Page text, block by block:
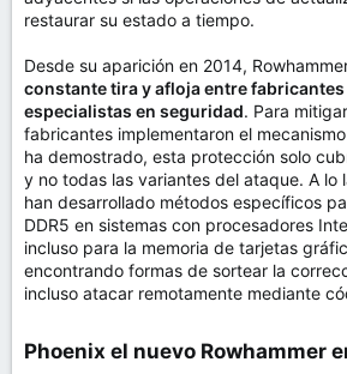
restaurar su estado a tiempo.
Desde su aparición en 2014,
constante tira y afloja entre
especialistas en seguridad. Para
fabricantes implementaron el
ha demostrado, esta protección solo
y no todas las variantes del ataque. A lo
han desarrollado métodos específicos
DDR5 en sistemas con procesadores
incluso para la memoria de tarjetas
encontrando formas de sortear la
incluso atacar remotamente mediante
Phoenix el nuevo Rowhammer